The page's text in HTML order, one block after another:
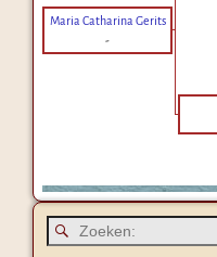
Maria Catharina Gerits
-